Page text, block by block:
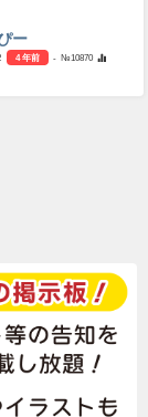
ー
4 年前
- №10870